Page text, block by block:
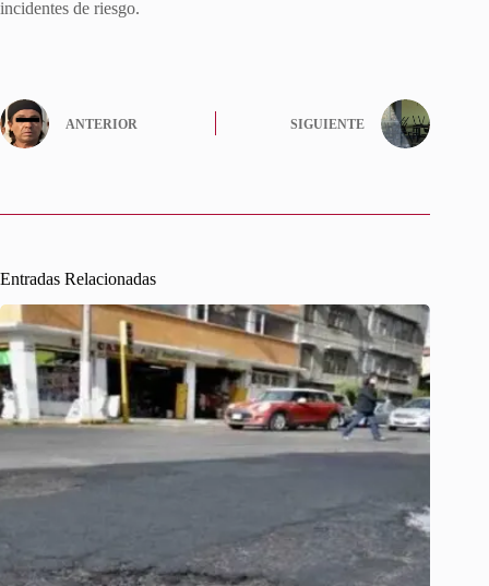
incidentes de riesgo.
ANTERIOR SIGUIENTE
Entradas Relacionadas